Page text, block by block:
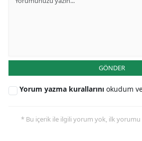
GÖNDER
Yorum yazma kurallarını okudum
* Bu içerik ile ilgili yorum yok, ilk yorumu